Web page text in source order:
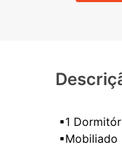
▪1
▪Mobiliado